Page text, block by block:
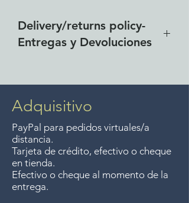
Delivery/returns policy-
Entregas y Devoluciones
Chapala area for purchases of
$4000 pesos. We accept returns
up to 7 days after the sale
unless the items are sale priced,
sorry, no returns on sale items.
We previously delivered to
Guadalajara for free but we no
longer offer that service.
Adquisitivo
PayPal para pedidos virtuales/a
distancia.
Tarjeta de crédito, efectivo o cheque
en tienda.
Efectivo o cheque al momento de la
entrega.